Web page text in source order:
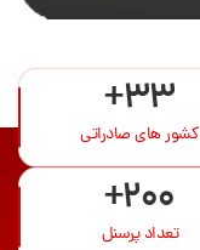
+33
کشور های صادراتی
+200
تعداد پرسنل